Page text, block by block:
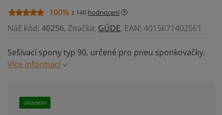
100% z 149 hodnocení
Náš kód: 40256, Značka: GÜDE, EAN: 4015671402561
Sešívací spony typ 90, určené pro pneu sponkovačky.
Více informací
skladem